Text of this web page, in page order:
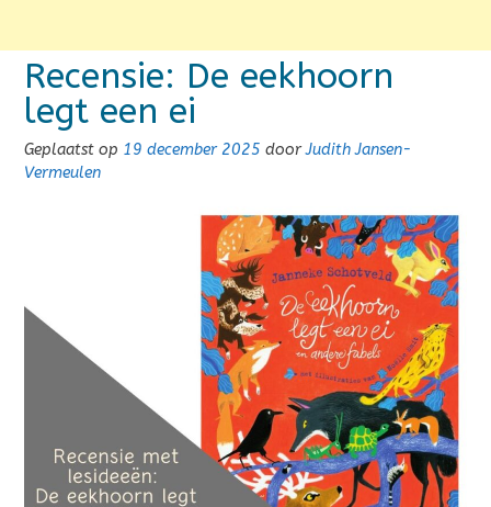
Recensie: De eekhoorn
legt een ei
Geplaatst op 19 december 2025 doorJudith Jansen-
Vermeulen